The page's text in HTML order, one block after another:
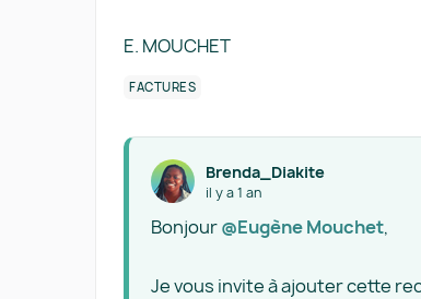
E. MOUCHET
FACTURES
Brenda_Diakite
il y a 1 an
Bonjour ​@Eugène Mouchet,
Je vous invite à ajouter cette